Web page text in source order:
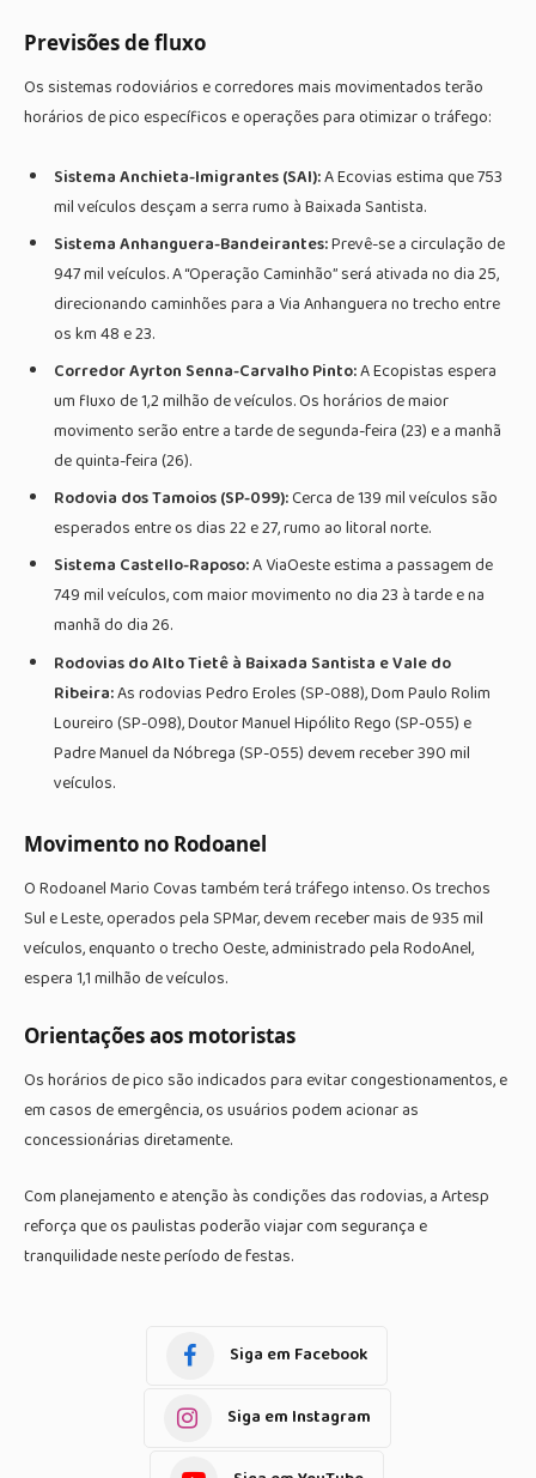
Previsões de fluxo
Os sistemas rodoviários e corredores mais movimentados terão
horários de pico específicos e operações para otimizar o tráfego:
Sistema Anchieta-Imigrantes (SAI):A Ecovias estima que 753
mil veículos desçam a serra rumo à Baixada Santista.
Sistema Anhanguera-Bandeirantes:Prevê-se a circulação de
947 mil veículos. A “Operação Caminhão” será ativada no dia 25,
direcionando caminhões para a Via Anhanguera no trecho entre
os km 48 e 23.
Corredor Ayrton Senna-Carvalho Pinto:A Ecopistas espera
um fluxo de 1,2 milhão de veículos. Os horários de maior
movimento serão entre a tarde de segunda-feira (23) e a manhã
de quinta-feira (26).
Rodovia dos Tamoios (SP-099):Cerca de 139 mil veículos são
esperados entre os dias 22 e 27, rumo ao litoral norte.
Sistema Castello-Raposo:A ViaOeste estima a passagem de
749 mil veículos, com maior movimento no dia 23 à tarde e na
manhã do dia 26.
Rodovias do Alto Tietê à Baixada Santista e Vale do
Ribeira:As rodovias Pedro Eroles (SP-088), Dom Paulo Rolim
Loureiro (SP-098), Doutor Manuel Hipólito Rego (SP-055) e
Padre Manuel da Nóbrega (SP-055) devem receber 390 mil
veículos.
Movimento no Rodoanel
O Rodoanel Mario Covas também terá tráfego intenso. Os trechos
Sul e Leste, operados pela SPMar, devem receber mais de 935 mil
veículos, enquanto o trecho Oeste, administrado pela RodoAnel,
espera 1,1 milhão de veículos.
Orientações aos motoristas
Os horários de pico são indicados para evitar congestionamentos, e
em casos de emergência, os usuários podem acionar as
concessionárias diretamente.
Com planejamento e atenção às condições das rodovias, a Artesp
reforça que os paulistas poderão viajar com segurança e
tranquilidade neste período de festas.
Siga em Facebook
Siga em Instagram